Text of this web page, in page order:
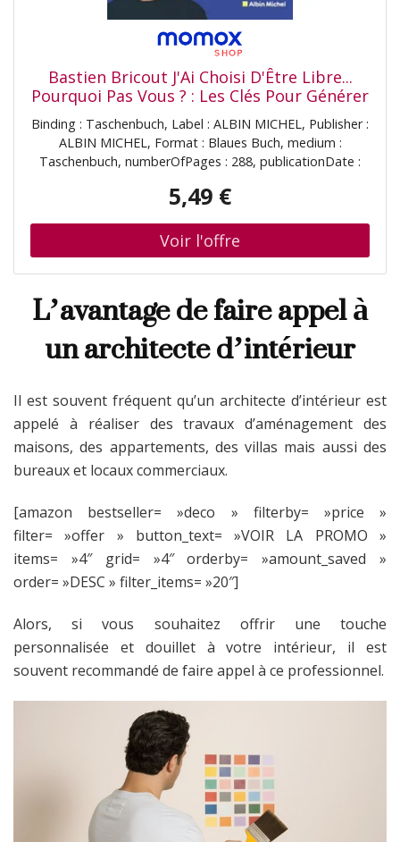
Bastien Bricout J'Ai Choisi D'Être Libre...
Pourquoi Pas Vous ? : Les Clés Pour Générer
Des Revenus En Ligne Où Vous Voulez,
Quand Vous Voulez
Binding : Taschenbuch, Label : ALBIN MICHEL, Publisher :
ALBIN MICHEL, Format : Blaues Buch, medium :
Taschenbuch, numberOfPages : 288, publicationDate :
5,49 €
L’avantage de faire appel à
un architecte d’intérieur
Il est souvent fréquent qu’un architecte d’intérieur est
appelé à réaliser des travaux d’aménagement des
maisons, des appartements, des villas mais aussi des
bureaux et locaux commerciaux.
[amazon bestseller= »deco » filterby= »price »
filter= »offer » button_text= »VOIR LA PROMO »
items= »4″ grid= »4″ orderby= »amount_saved »
order= »DESC » filter_items= »20″]
Alors, si vous souhaitez offrir une touche
personnalisée et douillet à votre intérieur, il est
souvent recommandé de faire appel à ce professionnel.